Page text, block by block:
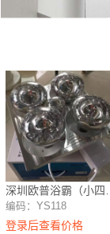
深圳欧普浴霸（小四
灯、集成吊顶）
编码：YS118
登录后查看价格